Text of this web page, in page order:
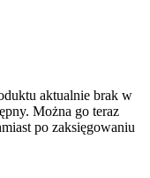
aktualnie brak w
Można go teraz
po zaksięgowaniu